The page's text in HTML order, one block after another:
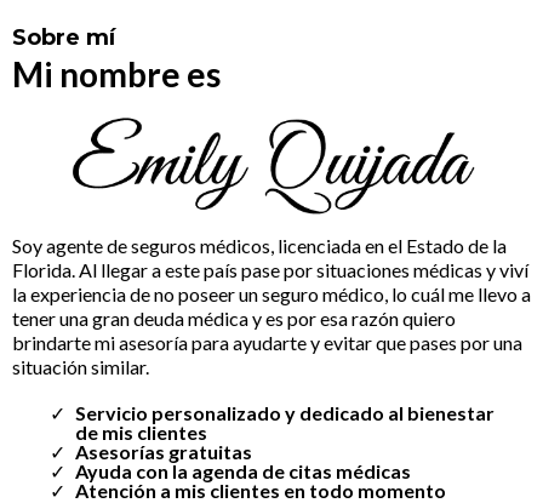
Sobre mí
Mi nombre es
Soy agente de seguros médicos, licenciada en el Estado de la
Florida. Al llegar a este país pase por situaciones médicas y viví
la experiencia de no poseer un seguro médico, lo cuál me llevo a
tener una gran deuda médica y es por esa razón quiero
brindarte mi asesoría para ayudarte y evitar que pases por una
situación similar.
Servicio personalizado y dedicado al bienestar
de mis clientes
Asesorías gratuitas
Ayuda con la agenda de citas médicas
Atención a mis clientes en todo momento